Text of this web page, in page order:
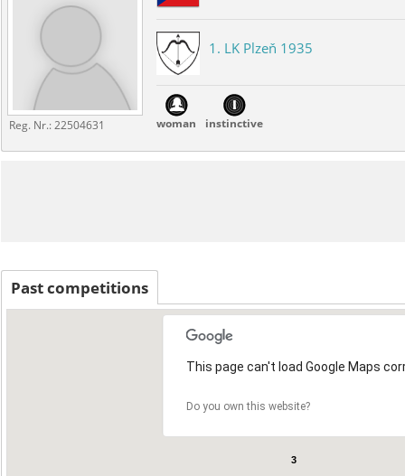
Reg. Nr.:22504631
1. LK Plzeň 1935
woman instinctive
Past competitions
3
This page can't load Google Maps
Do you own this website?